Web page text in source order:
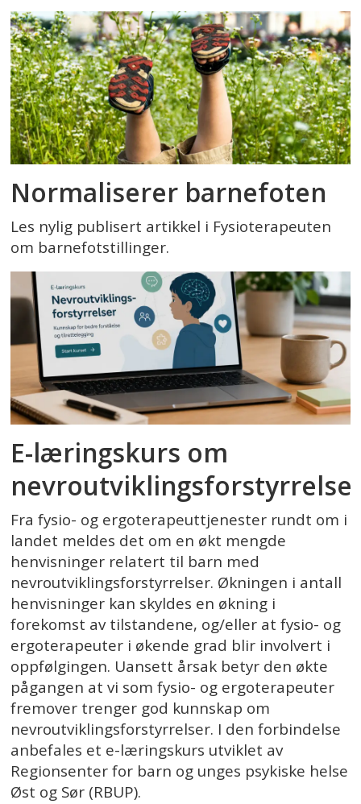
Normaliserer barnefoten
Les nylig publisert artikkel i Fysioterapeuten
om barnefotstillinger.
E-læringskurs om
Fra fysio- og ergoterapeuttjenester rundt om i
landet meldes det om en økt mengde
henvisninger relatert til barn med
nevroutviklingsforstyrrelser. Økningen i antall
henvisninger kan skyldes en økning i
forekomst av tilstandene, og/eller at fysio- og
ergoterapeuter i økende grad blir involvert i
oppfølgingen. Uansett årsak betyr den økte
pågangen at vi som fysio- og ergoterapeuter
fremover trenger god kunnskap om
nevroutviklingsforstyrrelser. I den forbindelse
anbefales et e-læringskurs utviklet av
Regionsenter for barn og unges psykiske helse
Øst og Sør (RBUP).